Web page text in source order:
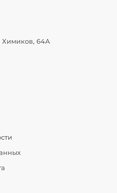
Химиков, 64А